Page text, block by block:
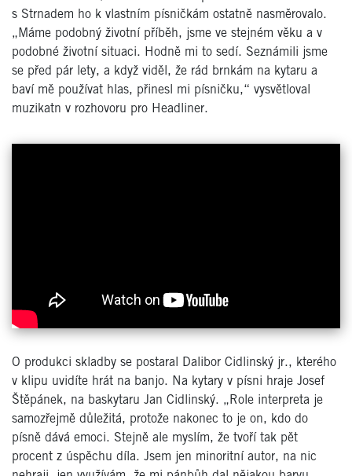
s Strnadem ho k vlastním písničkám ostatně nasměrovalo.
„Máme podobný životní příběh, jsme ve stejném věku a v
podobné životní situaci. Hodně mi to sedí. Seznámili jsme
se před pár lety, a když viděl, že rád brnkám na kytaru a
baví mě používat hlas, přinesl mi písničku,“ vysvětloval
muzikatn v rozhovoru pro Headliner.
O produkci skladby se postaral Dalibor Cidlinský jr., kterého
v klipu uvidíte hrát na banjo. Na kytary v písni hraje Josef
Štěpánek, na baskytaru Jan Cidlinský. „Role interpreta je
samozřejmě důležitá, protože nakonec to je on, kdo do
písně dává emoci. Stejně ale myslím, že tvoří tak pět
procent z úspěchu díla. Jsem jen minoritní autor, na nic